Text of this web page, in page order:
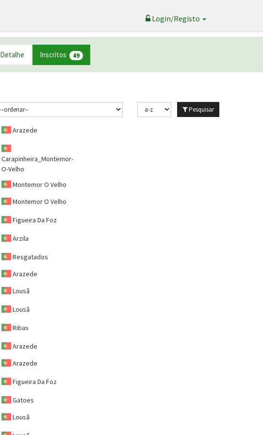
Login/Registo
Detalhe Inscritos 49
Pesquisar
Arazede
Carapinheira_Montemor-
O-Velho
Montemor O Velho
Montemor O Velho
Figueira Da Foz
Arzila
Resgatados
Arazede
Lousã
Lousã
Ribas
Arazede
Arazede
Figueira Da Foz
Gatoes
Lousã